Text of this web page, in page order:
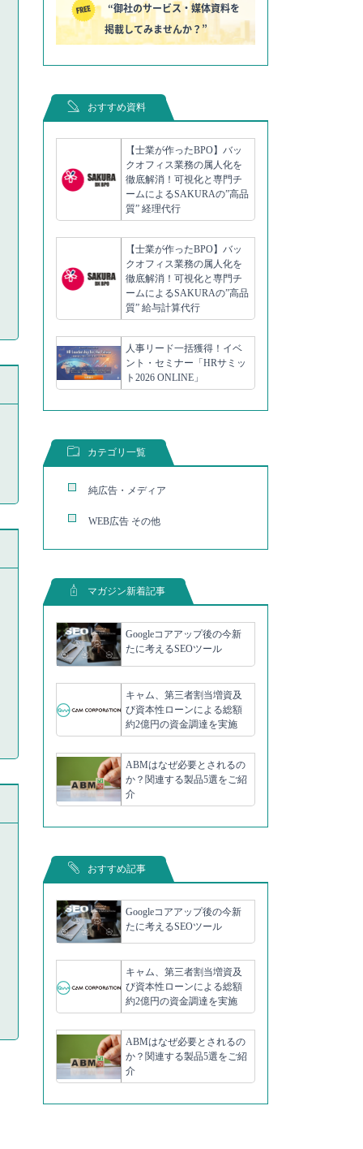
“御社のサービス・媒体資料を
掲載してみませんか？”
おすすめ資料
【士業が作ったBPO】バッ
クオフィス業務の属人化を
徹底解消！可視化と専門チ
ームによるSAKURAの”高品
質” 経理代行
【士業が作ったBPO】バッ
クオフィス業務の属人化を
徹底解消！可視化と専門チ
ームによるSAKURAの”高品
質” 給与計算代行
人事リード一括獲得！イベ
ント・セミナー「HRサミッ
ト2026 ONLINE」
カテゴリ一覧
純広告・メディア
WEB広告 その他
マガジン新着記事
Googleコアアップ後の今新
たに考えるSEOツール
キャム、第三者割当増資及
び資本性ローンによる総額
約2億円の資金調達を実施
ABMはなぜ必要とされるの
か？関連する製品5選をご紹
介
おすすめ記事
Googleコアアップ後の今新
たに考えるSEOツール
キャム、第三者割当増資及
び資本性ローンによる総額
約2億円の資金調達を実施
ABMはなぜ必要とされるの
か？関連する製品5選をご紹
介